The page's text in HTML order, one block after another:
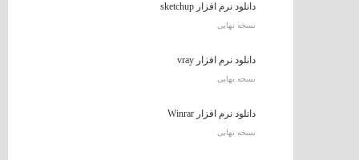
دانلود نرم افزار sketchup
نسخه نهایی
دانلود نرم افزار vray
نسخه نهایی
دانلود نرم افزار Winrar
نسخه نهایی